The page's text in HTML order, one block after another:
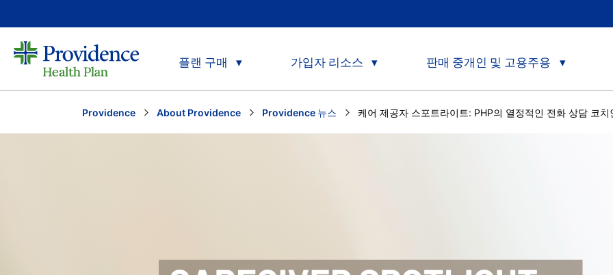
플랜 구매 가입자 리소스 판매 중개인 및 고용주용
Providence About Providence Providence 뉴스 Current:
케어 제공자 스포트라이트: PHP의 열정적인 전화 상담 코